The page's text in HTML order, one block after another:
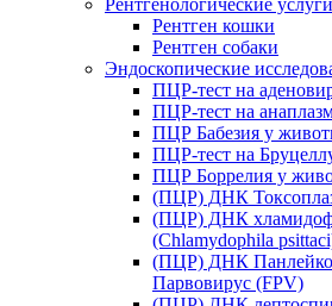
Рентгенологические услуги
Рентген кошки
Рентген собаки
Эндоскопические
ПЦР-тест на
ПЦР-тест на
ПЦР Бабезия у
ПЦР-тест на
ПЦР Боррелия у
(ПЦР) ДНК
(ПЦР) ДНК
(Chlamydophila
(ПЦР) ДНК
Парвовирус (FPV)